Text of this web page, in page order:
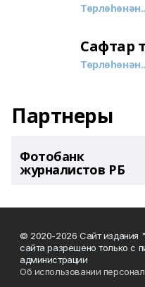
Сафтар
Партнеры
Фотобанк
журналистов РБ
© 2020-2026 Сайт издания
сайта разрешено только с
администрации
Об использовании